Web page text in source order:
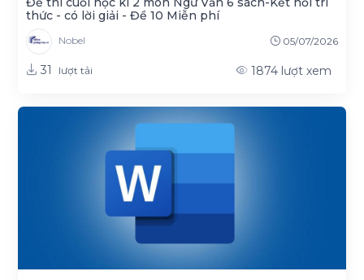
thức - có lời giải - Đề 10 Miễn phí
Nobel 05/07/2026
31 lượt tải 1874 lượt xem